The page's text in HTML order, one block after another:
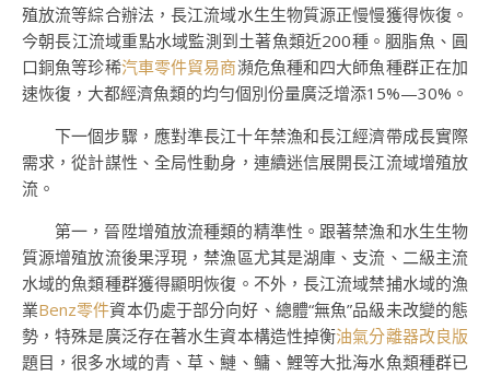
殖放流等綜合辦法，長江流域水生生物質源正慢慢獲得恢復。
今朝長江流域重點水域監測到土著魚類近200種。胭脂魚、圓
口銅魚等珍稀汽車零件貿易商瀕危魚種和四大師魚種群正在加
速恢復，大都經濟魚類的均勻個別份量廣泛增添15%—30%。
下一個步驟，應對準長江十年禁漁和長江經濟帶成長實際
需求，從計謀性、全局性動身，連續迷信展開長江流域增殖放
流。
第一，晉陞增殖放流種類的精準性。跟著禁漁和水生生物
質源增殖放流後果浮現，禁漁區尤其是湖庫、支流、二級主流
水域的魚類種群獲得顯明恢復。不外，長江流域禁捕水域的漁
業Benz零件資本仍處于部分向好、總體“無魚”品級未改變的態
勢，特殊是廣泛存在著水生資本構造性掉衡油氣分離器改良版
題目，很多水域的青、草、鰱、鳙、鯉等大批海水魚類種群已